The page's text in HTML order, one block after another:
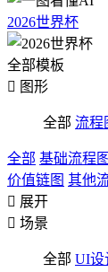
2026世界杯
全部模板
 图形
全部 流程
全部 基础流程图
价值链图 其他
 展开
 场景
全部 UI设